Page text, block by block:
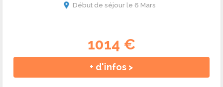
Début de séjour le 6 Mars
1014 €
+ d'infos >